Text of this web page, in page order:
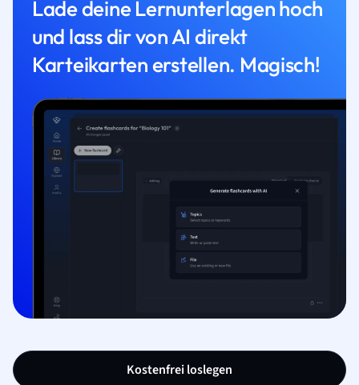
Lade deine Lernunterlagen hoch
und lass dir von AI direkt
Karteikarten erstellen. Magisch!
Kostenfrei loslegen